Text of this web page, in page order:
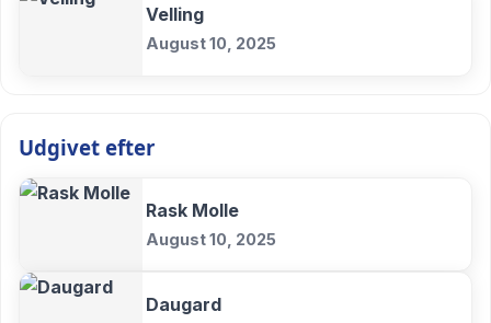
Velling
August 10, 2025
Udgivet efter
Rask Molle
August 10, 2025
Daugard